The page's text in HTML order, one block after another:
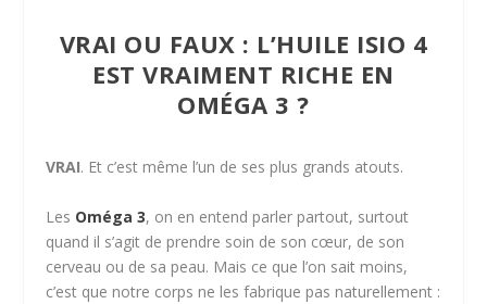
VRAI OU FAUX : L’HUILE ISIO 4
EST VRAIMENT RICHE EN
OMÉGA 3 ?
VRAI. Et c’est même l’un de ses plus grands atouts.
Les Oméga 3, on en entend parler partout, surtout
quand il s’agit de prendre soin de son cœur, de son
cerveau ou de sa peau. Mais ce que l’on sait moins,
c’est que notre corps ne les fabrique pas naturellement :